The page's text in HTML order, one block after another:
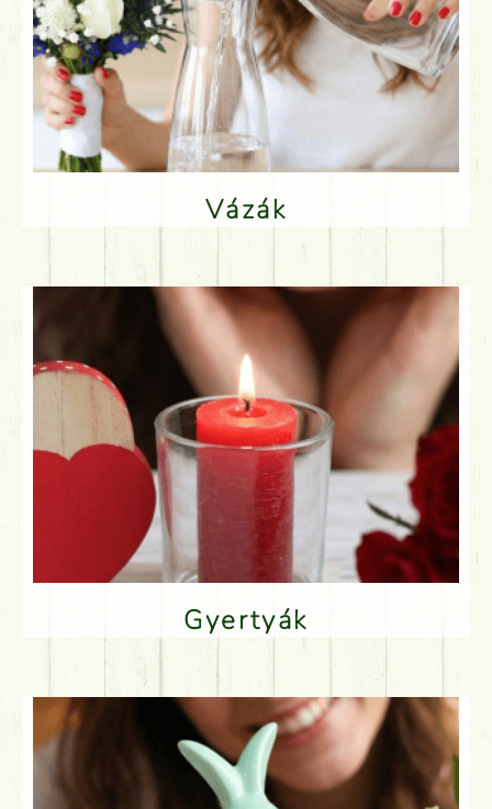
Vázák
Gyertyák